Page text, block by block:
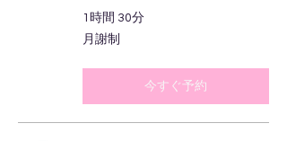
1時間 30分
月
謝
月謝制
今すぐ予約